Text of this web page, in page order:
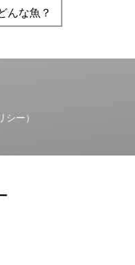
んな魚？
ー）